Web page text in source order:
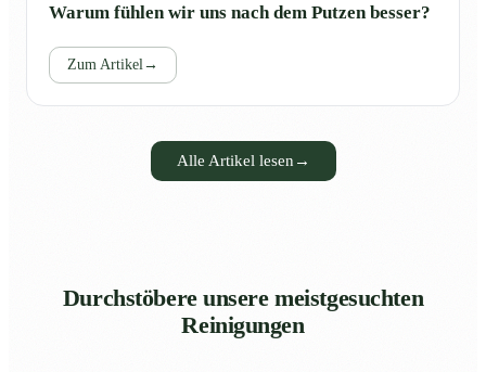
Warum fühlen wir uns nach dem Putzen besser?
Zum Artikel →
Alle Artikel lesen →
Durchstöbere unsere meistgesuchten
Reinigungen